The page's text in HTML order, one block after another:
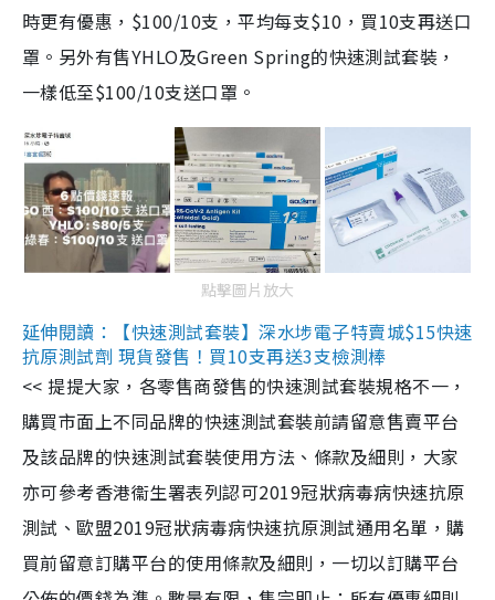
時更有優惠，$100/10支，平均每支$10，買10支再送口
罩。另外有售YHLO及Green Spring的快速測試套裝，
一樣低至$100/10支送口罩。
點擊圖片放大
延伸閱讀：【快速測試套裝】深水埗電子特賣城$15快速
抗原測試劑 現貨發售！買10支再送3支檢測棒
<< 提提大家，各零售商發售的快速測試套裝規格不一，
購買市面上不同品牌的快速測試套裝前請留意售賣平台
及該品牌的快速測試套裝使用方法、條款及細則，大家
亦可參考香港衞生署表列認可2019冠狀病毒病快速抗原
測試、歐盟2019冠狀病毒病快速抗原測試通用名單，購
買前留意訂購平台的使用條款及細則，一切以訂購平台